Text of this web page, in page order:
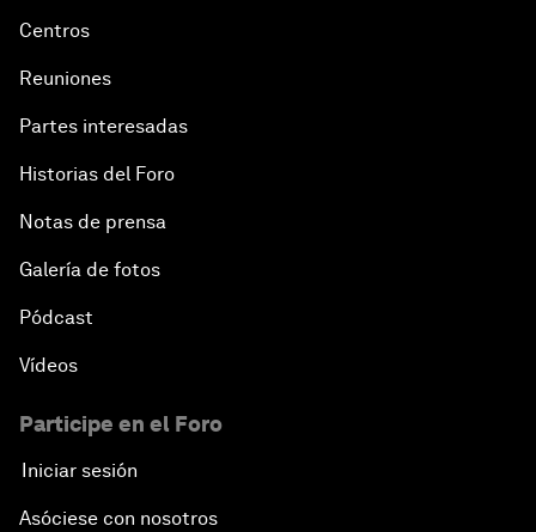
Centros
Reuniones
Partes interesadas
Historias del Foro
Notas de prensa
Galería de fotos
Pódcast
Vídeos
Participe en el Foro
Iniciar sesión
Asóciese con nosotros